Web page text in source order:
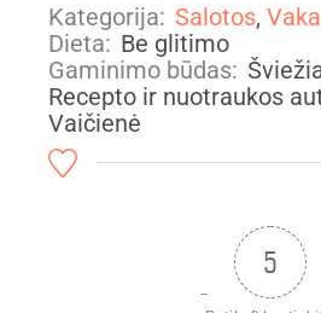
Kategorija: Salotos,
Dieta: Be glitimo
Gaminimo būdas:
Recepto ir nuotraukos
Vaičienė
5